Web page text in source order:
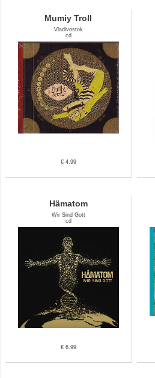
Mumiy Troll
Vladivostok
cd
€ 4.99
Hämatom
Wir Sind Gott
cd
€ 6.99